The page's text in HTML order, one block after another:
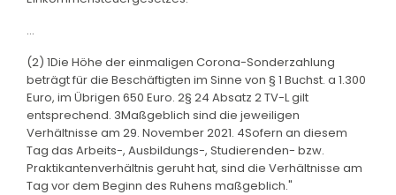
...
(2) 1Die Höhe der einmaligen Corona-Sonderzahlung
beträgt für die Beschäftigten im Sinne von § 1 Buchst. a 1.300
Euro, im Übrigen 650 Euro. 2§ 24 Absatz 2 TV-L gilt
entsprechend. 3Maßgeblich sind die jeweiligen
Verhältnisse am 29. November 2021. 4Sofern an diesem
Tag das Arbeits-, Ausbildungs-, Studierenden- bzw.
Praktikantenverhältnis geruht hat, sind die Verhältnisse am
Tag vor dem Beginn des Ruhens maßgeblich."